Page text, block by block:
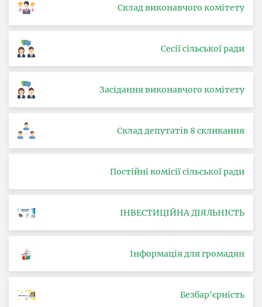
Склад виконавчого комітету
Сесії сільської ради
Засідання виконавчого комітету
Склад депутатів 8 скликання
Постійні комісії сільської ради
ІНВЕСТИЦІЙНА ДІЯЛЬНІСТЬ
Інформація для громадян
Безбар'єрність